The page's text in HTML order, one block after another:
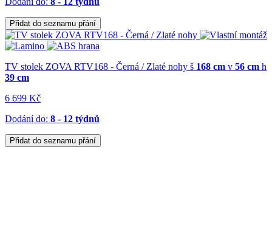
Přidat do seznamu přání
TV stolek ZOVA RTV168 - Černá / Zlaté nohy š 168 cm v 56 cm h
39 cm
6 699 Kč
Dodání do: 8 - 12 týdnů
Přidat do seznamu přání